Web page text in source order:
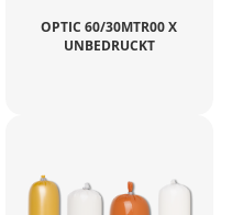
OPTIC 60/30MTR00 X
UNBEDRUCKT